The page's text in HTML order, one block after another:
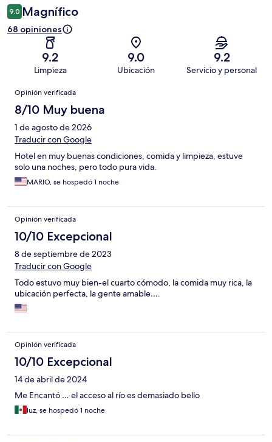
9.0 Magnífico
68 opiniones
9.2
Limpieza
9.0
Ubicación
9.2
Servicio y personal
Opiniones
Opinión verificada
8/10 Muy buena
1 de agosto de 2026
Traducir con Google
Hotel en muy buenas condiciones, comida y limpieza, estuve
solo una noches, pero todo pura vida.
MARIO, se hospedó 1 noche
Opinión verificada
10/10 Excepcional
8 de septiembre de 2023
Traducir con Google
Todo estuvo muy bien-el cuarto cómodo, la comida muy rica, la
ubicación perfecta, la gente amable….
Opinión verificada
10/10 Excepcional
14 de abril de 2024
Me Encantó … el acceso al río es demasiado bello
luz, se hospedó 1 noche